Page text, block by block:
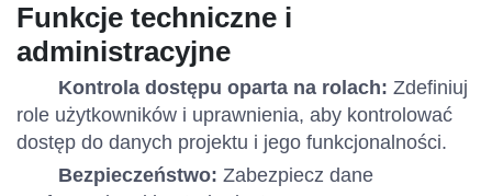
Funkcje techniczne i
administracyjne
Kontrola dostępu oparta na rolach: Zdefiniuj
role użytkowników i uprawnienia, aby kontrolować
dostęp do danych projektu i jego funkcjonalności.
Bezpieczeństwo: Zabezpiecz dane